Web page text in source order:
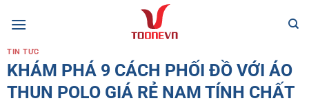
qua
TIN TỨC
KHÁM PHÁ 9 CÁCH PHỐI ĐỒ VỚI ÁO
THUN POLO GIÁ RẺ NAM TÍNH CHẤT